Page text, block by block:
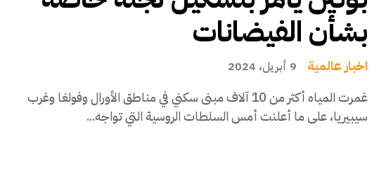
بشأن الفيضانات
اخبار عالمية 9 أبريل، 2024
غمرت المياه أكثر من 10 آلاف مبنى سكني في مناطق الأورال وفولغا وغرب
سيبيريا، على ما أعلنت أمس السلطات الروسية التي تواجه...